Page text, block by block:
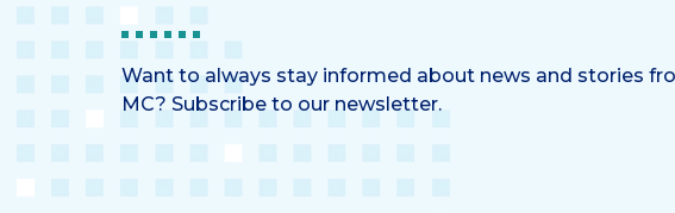
Want to always stay informed about news and stories
MC? Subscribe to our newsletter.